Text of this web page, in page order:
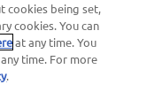
volání
cookies being set,
cookies. You can
at any time. You
time. For more
.